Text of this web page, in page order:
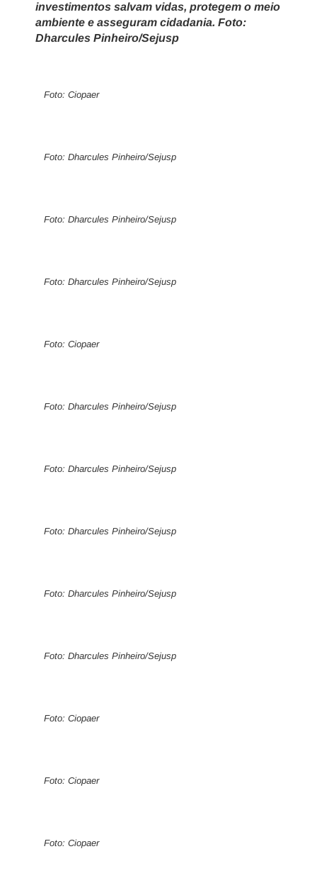
investimentos salvam vidas, protegem o meio
ambiente e asseguram cidadania. Foto:
Dharcules Pinheiro/Sejusp
Foto: Ciopaer
Foto: Dharcules Pinheiro/Sejusp
Foto: Dharcules Pinheiro/Sejusp
Foto: Dharcules Pinheiro/Sejusp
Foto: Ciopaer
Foto: Dharcules Pinheiro/Sejusp
Foto: Dharcules Pinheiro/Sejusp
Foto: Dharcules Pinheiro/Sejusp
Foto: Dharcules Pinheiro/Sejusp
Foto: Dharcules Pinheiro/Sejusp
Foto: Ciopaer
Foto: Ciopaer
Foto: Ciopaer